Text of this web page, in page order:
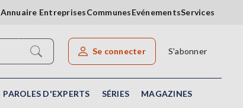
Annuaire EntreprisesCommunesEvénementsServices
Rechercher un article
Se connecter S'abonner
PAROLES D'EXPERTS SÉRIES MAGAZINES